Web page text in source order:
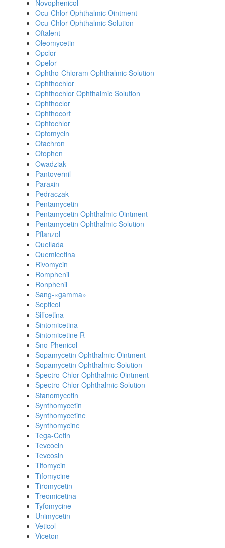
Novophenicol
Ocu-Chlor Ophthalmic Ointment
Ocu-Chlor Ophthalmic Solution
Oftalent
Oleomycetin
Opclor
Opelor
Ophtho-Chloram Ophthalmic Solution
Ophthochlor
Ophthochlor Ophthalmic Solution
Ophthoclor
Ophthocort
Ophtochlor
Optomycin
Otachron
Otophen
Owadziak
Pantovernil
Paraxin
Pedraczak
Pentamycetin
Pentamycetin Ophthalmic Ointment
Pentamycetin Ophthalmic Solution
Pflanzol
Quellada
Quemicetina
Rivomycin
Romphenil
Ronphenil
Sang-«gamma»
Septicol
Sificetina
Sintomicetina
Sintomicetine R
Sno-Phenicol
Sopamycetin Ophthalmic Ointment
Sopamycetin Ophthalmic Solution
Spectro-Chlor Ophthalmic Ointment
Spectro-Chlor Ophthalmic Solution
Stanomycetin
Synthomycetin
Synthomycetine
Synthomycine
Tega-Cetin
Tevcocin
Tevcosin
Tifomycin
Tifomycine
Tiromycetin
Treomicetina
Tyfomycine
Unimycetin
Veticol
Viceton